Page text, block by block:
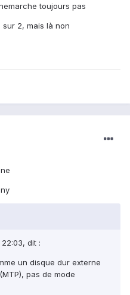
toujours pas
sur 2, mais là non
dit :
un disque dur externe
pas de mode